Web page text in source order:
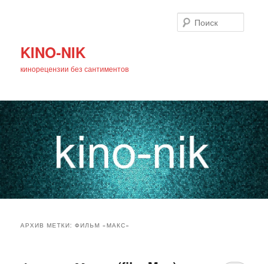
KINO-NIK
кинорецензии без сантиментов
АРХИВ МЕТКИ:ФИЛЬМ «МАКС»